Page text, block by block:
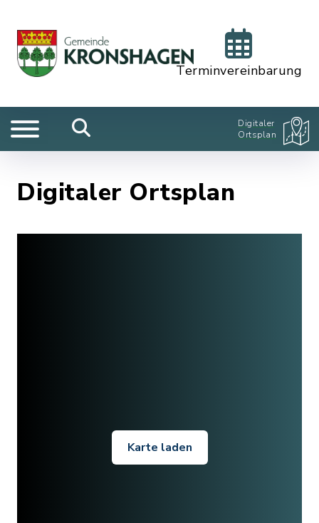
Terminvereinbarung
Digitaler
Ortsplan
Digitaler Ortsplan
Karte laden